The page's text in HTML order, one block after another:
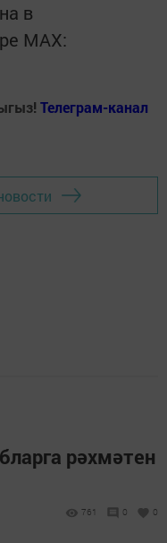
в
MАХ:
Телеграм-канал
рәхмәтен
761 0 0